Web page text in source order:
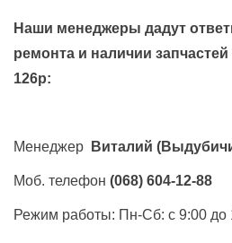
Наши менеджеры дадут
ремонта и наличии запчастей
126p:
Менеджер Виталий
Моб. телефон (068) 604-12-88
Режим работы: Пн-Сб: с 9:00 до